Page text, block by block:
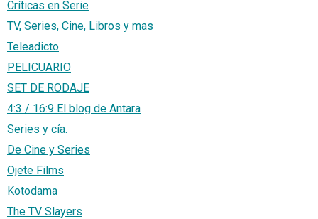
Críticas en Serie
TV, Series, Cine, Libros y mas
Teleadicto
PELICUARIO
SET DE RODAJE
4:3 / 16:9 El blog de Antara
Series y cía.
De Cine y Series
Ojete Films
Kotodama
The TV Slayers